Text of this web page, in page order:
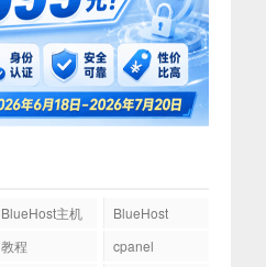
BlueHost主机
BlueHost
教程
cpanel